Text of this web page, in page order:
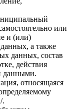
или
и (или)
а также
данных, состав
действия
данными.
относящаяся
.